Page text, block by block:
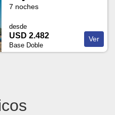
7 noches
desde
USD 2.482
Base Doble
Ver